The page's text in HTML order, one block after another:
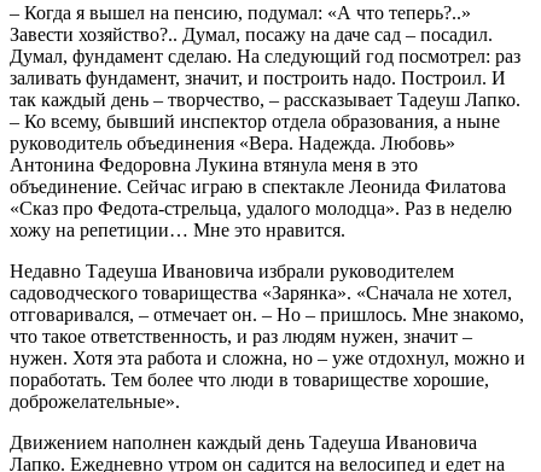
– Когда я вышел на пенсию, подумал: «А что теперь?..»
Завести хозяйство?.. Думал, посажу на даче сад – посадил.
Думал, фундамент сделаю. На следующий год посмотрел: раз
заливать фундамент, значит, и построить надо. Построил. И
так каждый день – творчество, – рассказывает Тадеуш Лапко.
– Ко всему, бывший инспектор отдела образования, а ныне
руководитель объединения «Вера. Надежда. Любовь»
Антонина Федоровна Лукина втянула меня в это
объединение. Сейчас играю в спектакле Леонида Филатова
«Сказ про Федота-стрельца, удалого молодца». Раз в неделю
хожу на репетиции… Мне это нравится.
Недавно Тадеуша Ивановича избрали руководителем
садоводческого товарищества «Зарянка». «Сначала не хотел,
отговаривался, – отмечает он. – Но – пришлось. Мне знакомо,
что такое ответственность, и раз людям нужен, значит –
нужен. Хотя эта работа и сложна, но – уже отдохнул, можно и
поработать. Тем более что люди в товариществе хорошие,
доброжелательные».
Движением наполнен каждый день Тадеуша Ивановича
Лапко. Ежедневно утром он садится на велосипед и едет на